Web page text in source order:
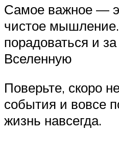
Самое важное —
чистое
порадоваться и
Вселенную
Поверьте, скоро
события и вовсе
жизнь навсегда.